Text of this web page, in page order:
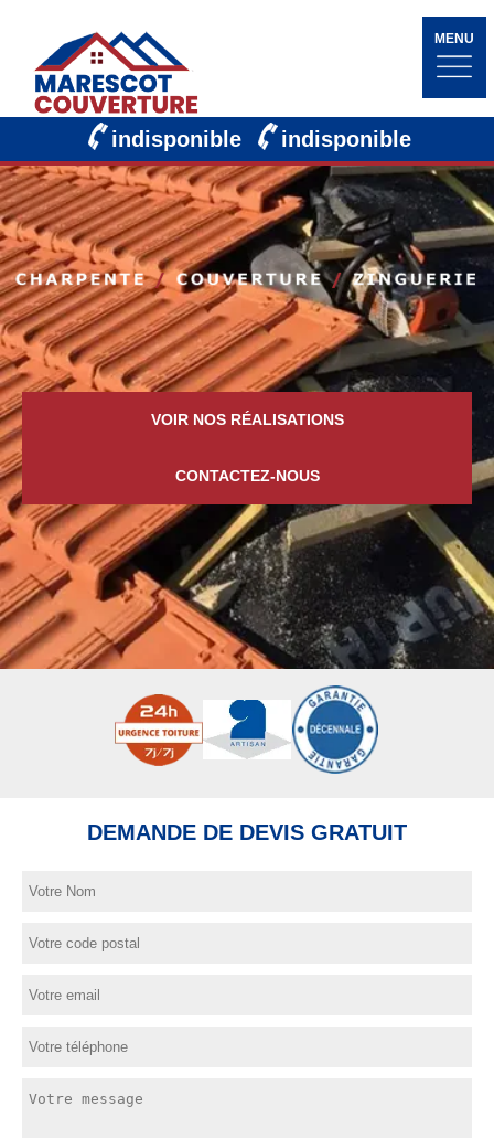
MENU
indisponible indisponible
VOIR NOS RÉALISATIONS
CONTACTEZ-NOUS
DEMANDE DE DEVIS GRATUIT